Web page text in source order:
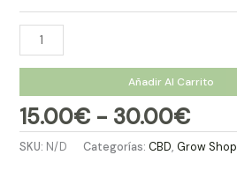
Añadir Al Carrito
15.00€ - 30.00€
SKU: N/D Categorías: CBD, Grow Shop​